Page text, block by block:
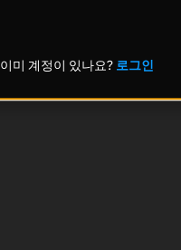
이미 계정이 있나요? 로그인